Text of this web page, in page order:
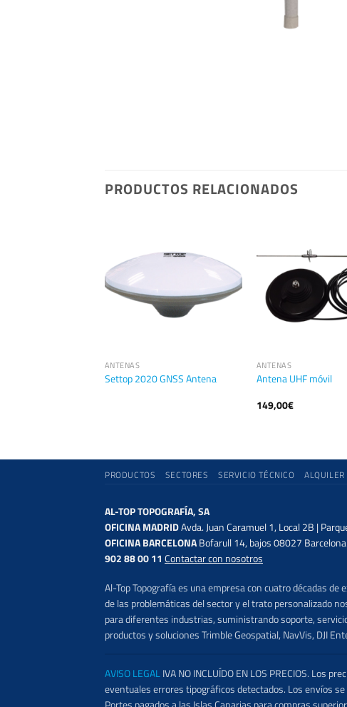
PRODUCTOS RELACIONADOS
ANTENAS
Settop 2020 GNSS Antena
ANTENAS
Antena UHF móvil
149,00€
PRODUCTOS SECTORES SERVICIO TÉCNICO ALQUILER
AL-TOP TOPOGRAFÍA, SA
OFICINA MADRIDAvda. Juan Caramuel 1, Local 2B |
OFICINA BARCELONABofarull 14, bajos 08027
902 88 00 11 Contactar con nosotros
Al-Top Topografía es una empresa con cuatro décadas
de las problemáticas del sector y el trato personalizado
para diferentes industrias, suministrando soporte,
productos y soluciones Trimble Geospatial, NavVis, DJI
AVISO LEGALIVA NO INCLUÍDO EN LOS PRECIOS. Los
eventuales errores tipográficos detectados. Los envíos